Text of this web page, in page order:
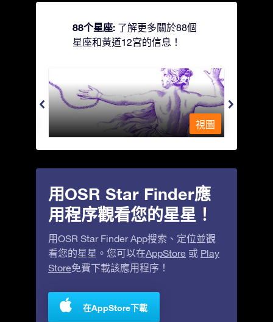
88个星座: 了解更多關於88個
星座和黃道12宮的信息！
Andromeda - 被鐵鍊鎖著的少女
視圖
用OSR Star Finder應
用程序觀看您的星星！
用OSR Star Finder App搜索、定位並觀
看您的星星。您可以在AppStore 或 Play
Store免費下載該應用程序！
在AppStore下載